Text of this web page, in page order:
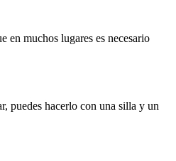
en muchos lugares es necesario
puedes hacerlo con una silla y un